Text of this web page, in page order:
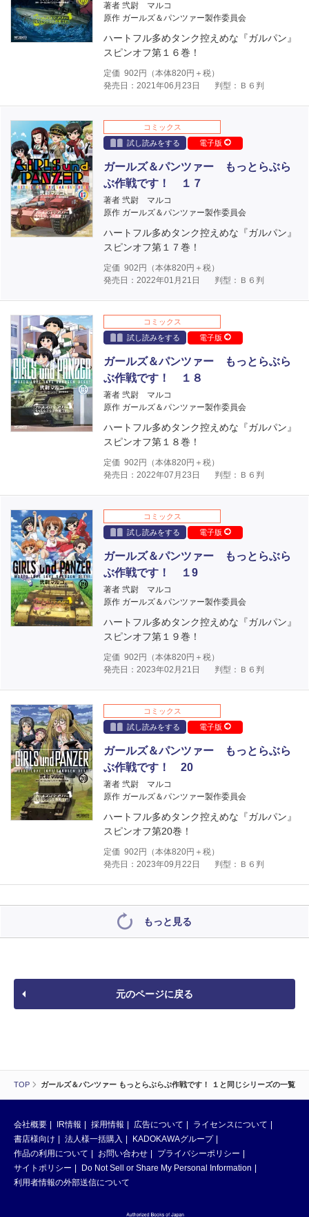
TOP ガールズ＆パンツァー もっとらぶらぶ作戦です！ １と同じシリーズの一覧
著者 弐尉 マルコ
原作 ガールズ＆パンツァー製作委員会
ハートフル多めタンク控えめな『ガルパン』
スピンオフ第１６巻！
定価 902 円（本体820円＋税）
発売日：2021年06月23日
判型：Ｂ６判
コミックス
試し読みをする
電子版
ガールズ＆パンツァー もっとらぶら
ぶ作戦です！ １７
著者 弐尉 マルコ
原作 ガールズ＆パンツァー製作委員会
ハートフル多めタンク控えめな『ガルパン』
スピンオフ第１７巻！
定価 902 円（本体820円＋税）
発売日：2022年01月21日
判型：Ｂ６判
コミックス
試し読みをする
電子版
ガールズ＆パンツァー もっとらぶら
ぶ作戦です！ １８
著者 弐尉 マルコ
原作 ガールズ＆パンツァー製作委員会
ハートフル多めタンク控えめな『ガルパン』
スピンオフ第１８巻！
定価 902 円（本体820円＋税）
発売日：2022年07月23日
判型：Ｂ６判
コミックス
試し読みをする
電子版
ガールズ＆パンツァー もっとらぶら
ぶ作戦です！ １9
著者 弐尉 マルコ
原作 ガールズ＆パンツァー製作委員会
ハートフル多めタンク控えめな『ガルパン』
スピンオフ第１９巻！
定価 902 円（本体820円＋税）
発売日：2023年02月21日
判型：Ｂ６判
コミックス
試し読みをする
電子版
ガールズ＆パンツァー もっとらぶら
ぶ作戦です！ 20
著者 弐尉 マルコ
原作 ガールズ＆パンツァー製作委員会
ハートフル多めタンク控えめな『ガルパン』
スピンオフ第20巻！
定価 902 円（本体820円＋税）
発売日：2023年09月22日
判型：Ｂ６判
もっと見る
元のページに戻る
会社概要 IR情報 採用情報 広告について
ライセンスについて
書店様向け
法人様一括購入
KADOKAWAグループ
作品の利用について
お問い合わせ
プライバシーポリシー
サイトポリシー
Do Not Sell or Share My Personal Information
利用者情報の外部送信について